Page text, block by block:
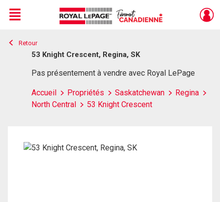
Live
En Direct
Menu
Retour
53 Knight Crescent, Regina, SK
Pas présentement à vendre avec Royal LePage
Accueil Propriétés Saskatchewan
Regina
North Central
53 Knight Crescent